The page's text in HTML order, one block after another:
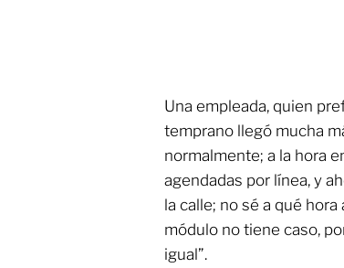
Una empleada, quien
temprano llegó mucha
normalmente; a la hora
agendadas por línea, y
la calle; no sé a qué
módulo no tiene caso,
igual”.